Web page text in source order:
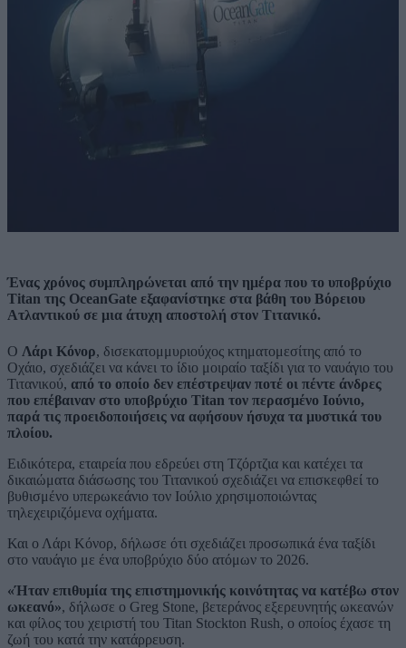
Ένας χρόνος συμπληρώνεται από την ημέρα που το υποβρύχιο
Titan της OceanGate εξαφανίστηκε στα βάθη του Βόρειου
Ατλαντικού σε μια άτυχη αποστολή στον Τιτανικό.
Ο Λάρι Κόνορ, δισεκατομμυριούχος κτηματομεσίτης από το
Οχάιο, σχεδιάζει να κάνει το ίδιο μοιραίο ταξίδι για το ναυάγιο του
Τιτανικού, από το οποίο δεν επέστρεψαν ποτέ οι πέντε άνδρες
που επέβαιναν στο υποβρύχιο Titan τον περασμένο Ιούνιο,
παρά τις προειδοποιήσεις να αφήσουν ήσυχα τα μυστικά του
πλοίου.
Ειδικότερα, εταιρεία που εδρεύει στη Τζόρτζια και κατέχει τα
δικαιώματα διάσωσης του Τιτανικού σχεδιάζει να επισκεφθεί το
βυθισμένο υπερωκεάνιο τον Ιούλιο χρησιμοποιώντας
τηλεχειριζόμενα οχήματα.
Και ο Λάρι Κόνορ, δήλωσε ότι σχεδιάζει προσωπικά ένα ταξίδι
στο ναυάγιο με ένα υποβρύχιο δύο ατόμων το 2026.
«Ήταν επιθυμία της επιστημονικής κοινότητας να κατέβω στον
ωκεανό», δήλωσε ο Greg Stone, βετεράνος εξερευνητής ωκεανών
και φίλος του χειριστή του Titan Stockton Rush, ο οποίος έχασε τη
ζωή του κατά την κατάρρευση.